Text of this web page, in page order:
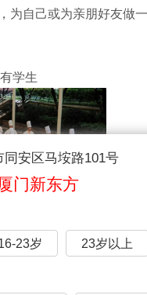
安区马垵路101号
门新东方
23岁 23岁以上
自己或为亲朋好友做一
学生
门提到：实施职业技能
农民工等报读。